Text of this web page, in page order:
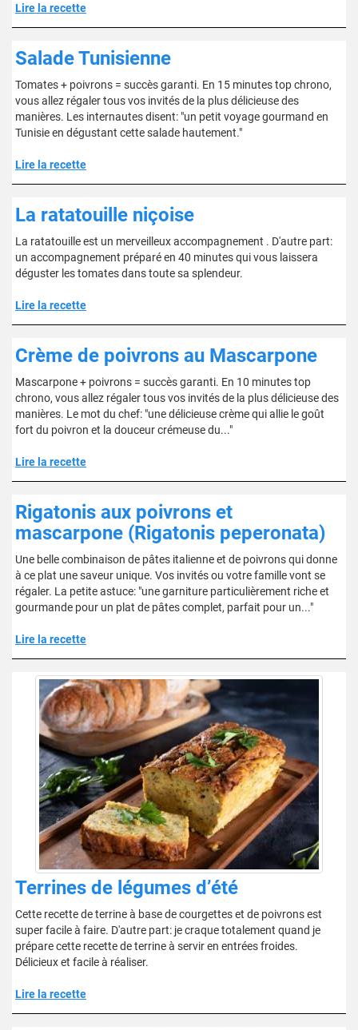
Lire la recette
Salade Tunisienne
Tomates + poivrons = succès garanti. En 15 minutes top chrono,
vous allez régaler tous vos invités de la plus délicieuse des
manières. Les internautes disent: "un petit voyage gourmand en
Tunisie en dégustant cette salade hautement."
Lire la recette
La ratatouille niçoise
La ratatouille est un merveilleux accompagnement . D'autre part:
un accompagnement préparé en 40 minutes qui vous laissera
déguster les tomates dans toute sa splendeur.
Lire la recette
Crème de poivrons au Mascarpone
Mascarpone + poivrons = succès garanti. En 10 minutes top
chrono, vous allez régaler tous vos invités de la plus délicieuse des
manières. Le mot du chef: "une délicieuse crème qui allie le goût
fort du poivron et la douceur crémeuse du..."
Lire la recette
Rigatonis aux poivrons et
mascarpone (Rigatonis peperonata)
Une belle combinaison de pâtes italienne et de poivrons qui donne
à ce plat une saveur unique. Vos invités ou votre famille vont se
régaler. La petite astuce: "une garniture particulièrement riche et
gourmande pour un plat de pâtes complet, parfait pour un..."
Lire la recette
Terrines de légumes d’été
Cette recette de terrine à base de courgettes et de poivrons est
super facile à faire. D'autre part: je craque totalement quand je
prépare cette recette de terrine à servir en entrées froides.
Délicieux et facile à réaliser.
Lire la recette